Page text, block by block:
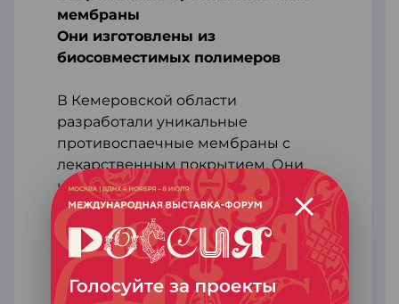
мембраны
Они изготовлены из
биосовместимых полимеров
В Кемеровской области
разработали уникальные
противоспаечные мембраны с
лекарственным покрытием. Они
изготовлены из биосовместимых
полимеров с помощью особой
технологии коаксиального
электроспиннинга, которая
позволяет размещать препараты
внутри волокон изделия.